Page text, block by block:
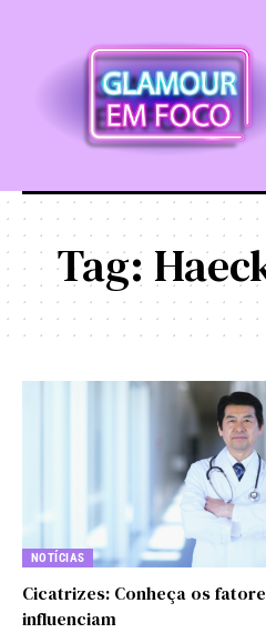
Tag:
NOTÍCIAS
Cicatrizes: Conheça os
influenciam